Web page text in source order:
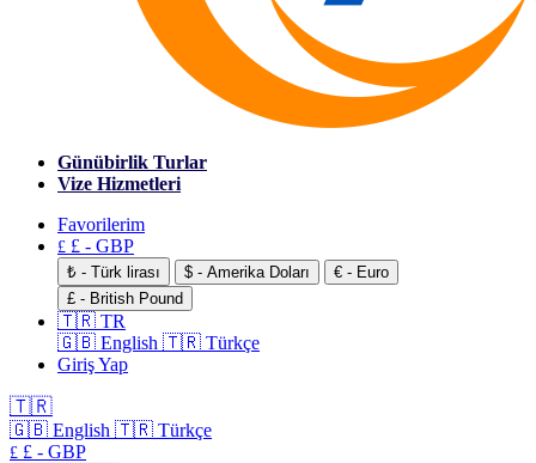
Günübirlik Turlar
Vize Hizmetleri
Favorilerim
£ £ - GBP
₺ - Türk lirası $ - Amerika Doları
€ - Euro
£ - British Pound
🇹🇷 TR
🇬🇧 English 🇹🇷 Türkçe
Giriş Yap
🇹🇷
🇬🇧 English 🇹🇷 Türkçe
£ £ - GBP